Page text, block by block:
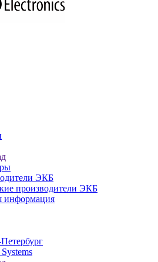
ЭКБ
производители ЭКБ
информация